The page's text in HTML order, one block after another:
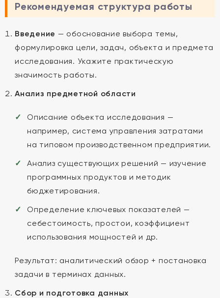
Рекомендуемая структура работы
Введение — обоснование выбора темы,
формулировка цели, задач, объекта и предмета
исследования. Укажите практическую
значимость работы.
Анализ предметной области
Описание объекта исследования —
например, система управления затратами
на типовом производственном предприятии.
Анализ существующих решений — изучение
программных продуктов и методик
бюджетирования.
Определение ключевых показателей —
себестоимость, простои, коэффициент
использования мощностей и др.
Результат: аналитический обзор + постановка
задачи в терминах данных.
Сбор и подготовка данных